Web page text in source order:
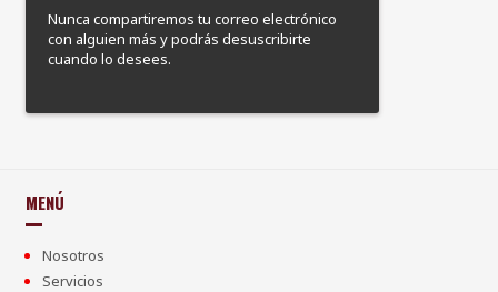
Nunca compartiremos tu correo electrónico
con alguien más y podrás desuscribirte
cuando lo desees.
MENÚ
Nosotros
Servicios